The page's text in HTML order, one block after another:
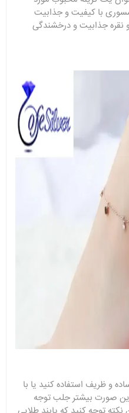
با کیفیت و جذابیت
جذابیت و درخشندگی
و ظریف استفاده کنید یا با
صورت بیشتر جلب توجه